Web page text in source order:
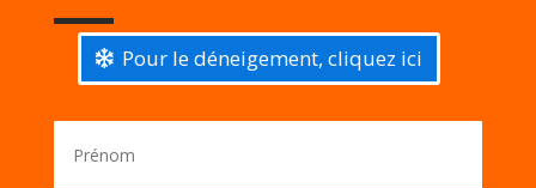
Pour le déneigement, cliquez ici